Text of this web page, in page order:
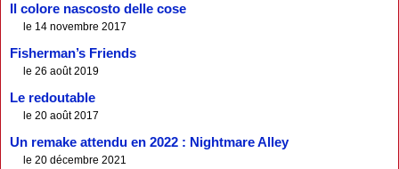
Il colore nascosto delle cose
le 14 novembre 2017
Fisherman’s Friends
le 26 août 2019
Le redoutable
le 20 août 2017
Un remake attendu en 2022 : Nightmare Alley
le 20 décembre 2021